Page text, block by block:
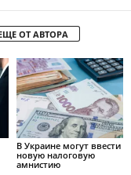
ОТ АВТОРА
В Украине могут ввести
новую налоговую
амнистию